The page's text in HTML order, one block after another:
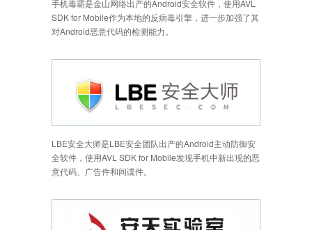
手机毒霸是金山网络出产的Android安全软件，使用AVL
SDK for Mobile作为本地的反病毒引擎，进一步加强了其
对Android恶意代码的检测能力。
LBE安全大师是LBE安全团队出产的Android主动防御安
全软件，使用AVL SDK for Mobile发现手机中新出现的恶
意代码、广告件和间谍件。